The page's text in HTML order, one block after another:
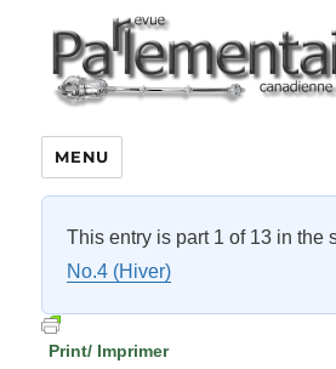
MENU
This entry is part 1 of 13 in the
No.4 (Hiver)
Print/ Imprimer